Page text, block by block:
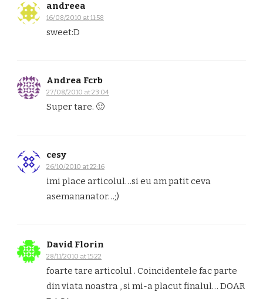
andreea
16/08/2010 at 11:58
sweet:D
Andrea Fcrb
27/08/2010 at 23:04
Super tare. 🙂
cesy
26/10/2010 at 22:16
imi place articolul…si eu am patit ceva
asemananator…;)
David Florin
28/11/2010 at 15:22
foarte tare articolul . Coincidentele fac parte
din viata noastra , si mi-a placut finalul… DOAR